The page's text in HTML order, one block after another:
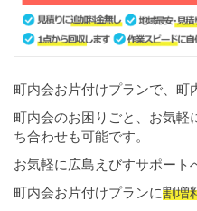
町内会お片付けプランで、町
町内会のお困りごと、お気軽
ち合わせも可能です。
お気軽に広島えびすサポート
町内会お片付けプランに割増